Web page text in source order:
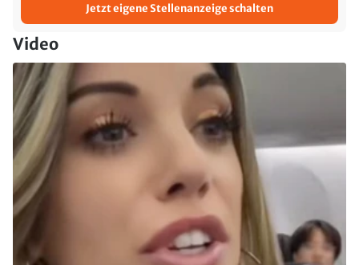
Jetzt eigene Stellenanzeige schalten
Video